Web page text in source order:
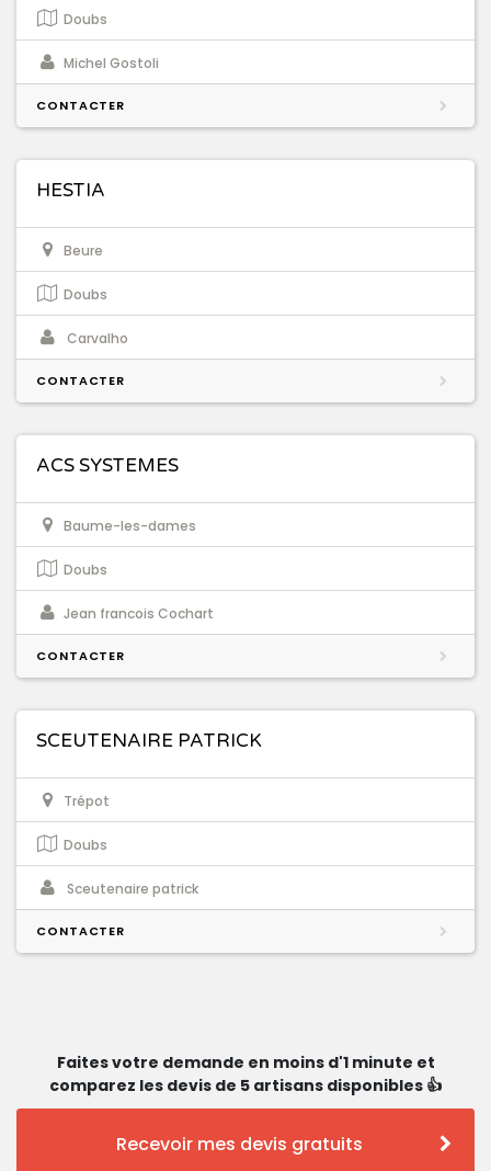
Doubs
Michel Gostoli
CONTACTER
HESTIA
Beure
Doubs
Carvalho
CONTACTER
ACS SYSTEMES
Baume-les-dames
Doubs
Jean francois Cochart
CONTACTER
SCEUTENAIRE PATRICK
Trépot
Doubs
Sceutenaire patrick
CONTACTER
Faites votre demande en moins d'1 minute et
comparez les devis de 5 artisans disponibles 👍
Recevoir mes devis gratuits